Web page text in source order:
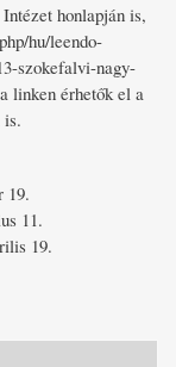
honlapján is,
hu/leendo-
szokefalvi-nagy-
linken érhetők el a
is.
19.
11.
19.